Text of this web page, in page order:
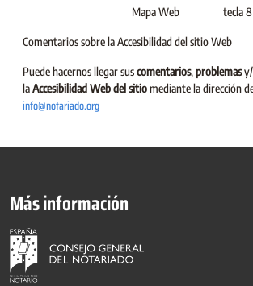
Mapa Web tecla 8
Comentarios sobre la Accesibilidad del sitio Web
Puede hacernos llegar suscomentarios,problemas
laAccesibilidad Web del sitiomediante la dirección
info@notariado.org
Más información